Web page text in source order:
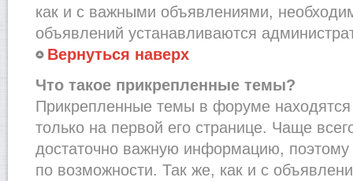
как и с важными объявлениями,
объявлений устанавливаются
Вернуться наверх
Что такое прикрепленные темы?
Прикрепленные темы в форуме
только на первой его странице. Чаще
достаточно важную информацию,
по возможности. Так же, как и с